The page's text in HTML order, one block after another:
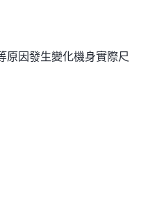
原因發生變化機身實際尺